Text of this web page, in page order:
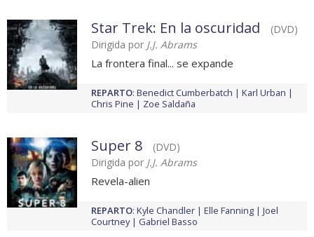
Star Trek: En la oscuridad
(DVD)
Dirigida por J.J. Abrams
La frontera final... se expande
REPARTO: Benedict Cumberbatch
Karl Urban
Chris Pine
Zoe Saldaña
Super 8
(DVD)
Dirigida por J.J. Abrams
Revela-alien
REPARTO: Kyle Chandler Elle Fanning
Joel
Courtney
Gabriel Basso